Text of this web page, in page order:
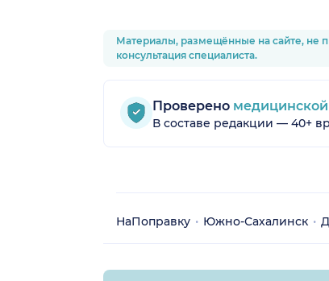
Материалы, размещённые на сайте, не
консультация специалиста.
Проверено
В составе редакции — 40+
НаПоправку Южно-Сахалинск